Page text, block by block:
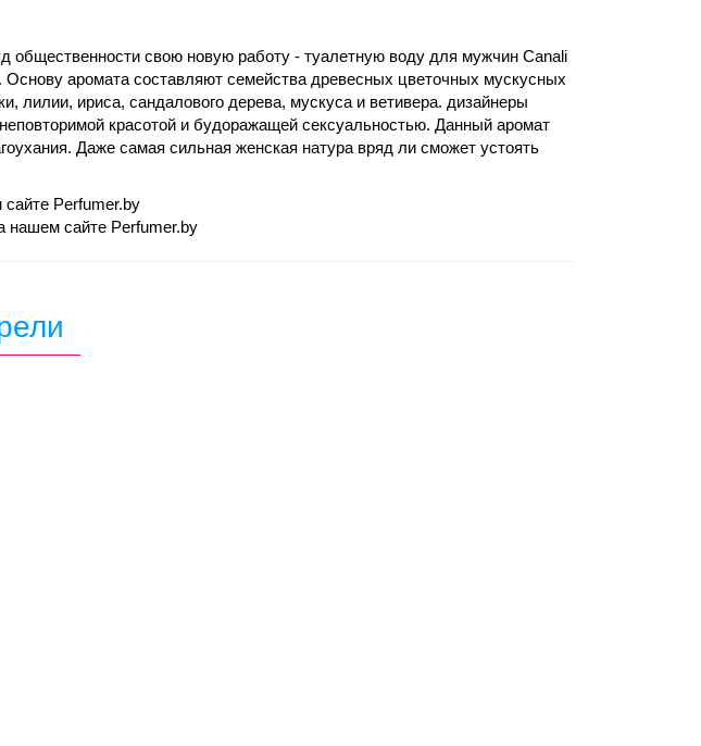
общественности свою новую работу - туалетную воду для мужчин Canali
аромата составляют семейства древесных цветочных мускусных
лилии, ириса, сандалового дерева, мускуса и ветивера. дизайнеры
красотой и будоражащей сексуальностью. Данный аромат
Даже самая сильная женская натура вряд ли сможет устоять
Perfumer.by
нашем сайте Perfumer.by